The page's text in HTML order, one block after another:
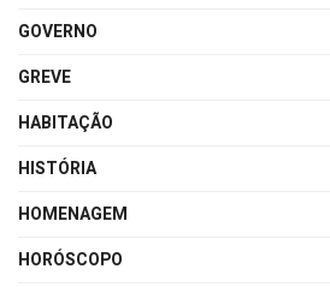
GOVERNO
GREVE
HABITAÇÃO
HISTÓRIA
HOMENAGEM
HORÓSCOPO